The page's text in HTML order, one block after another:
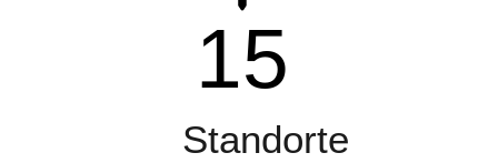
15
Standorte